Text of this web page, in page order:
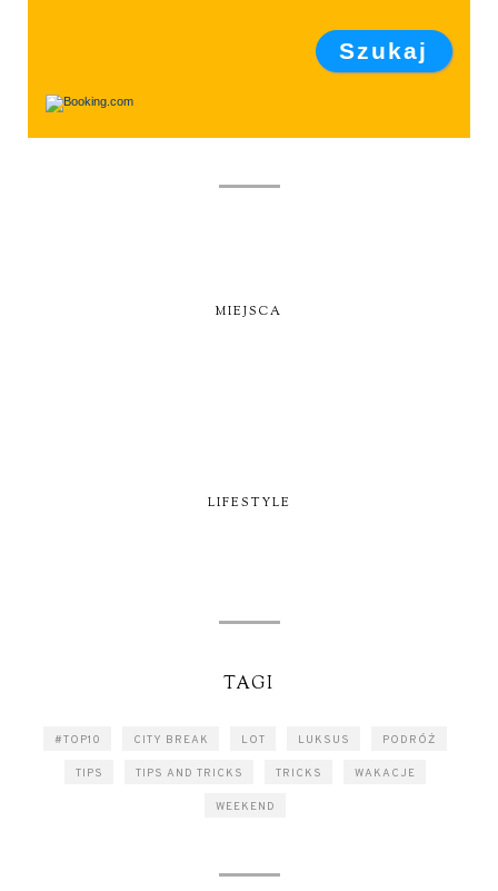
MIEJSCA
LIFESTYLE
TAGI
#TOP10 CITY BREAK LOT LUKSUS PODRÓŻ
TIPS TIPS AND TRICKS TRICKS WAKACJE
WEEKEND